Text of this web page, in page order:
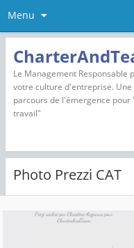
Menu
Le Management Responsable
votre culture d'entreprise.
parcours de l'émergence pour
travail"
Photo Prezzi CAT